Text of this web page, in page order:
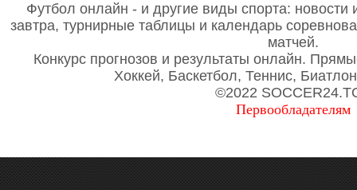
Футбол онлайн - и другие виды спорта: новости
завтра, турнирные таблицы и календарь
матчей.
Конкурс прогнозов и результаты онлайн.
Хоккей, Баскетбол, Теннис,
©2022
Первообладателям